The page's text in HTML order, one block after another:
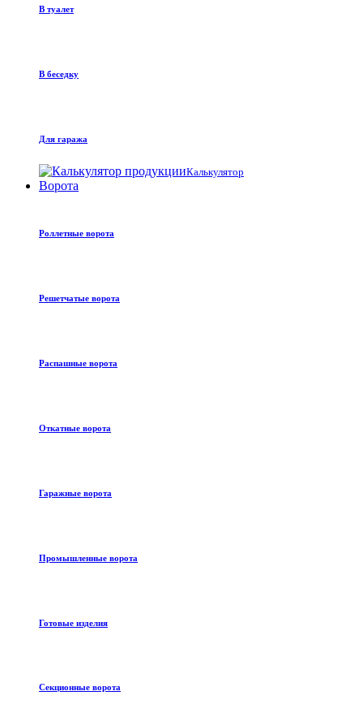
В туалет
В беседку
Для гаража
Калькулятор
Ворота
Роллетные ворота
Решетчатые ворота
Распашные ворота
Откатные ворота
Гаражные ворота
Промышленные ворота
Готовые изделия
Секционные ворота